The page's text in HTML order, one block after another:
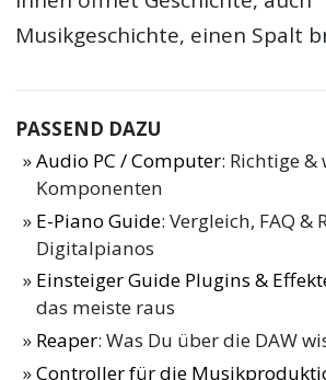
Musikgeschichte, einen Spalt
PASSEND DAZU
Audio PC / Computer: Richtige
Komponenten
E-Piano Guide: Vergleich, FAQ &
Digitalpianos
Einsteiger Guide Plugins &
das meiste raus
Reaper: Was Du über die DAW
Controller für die